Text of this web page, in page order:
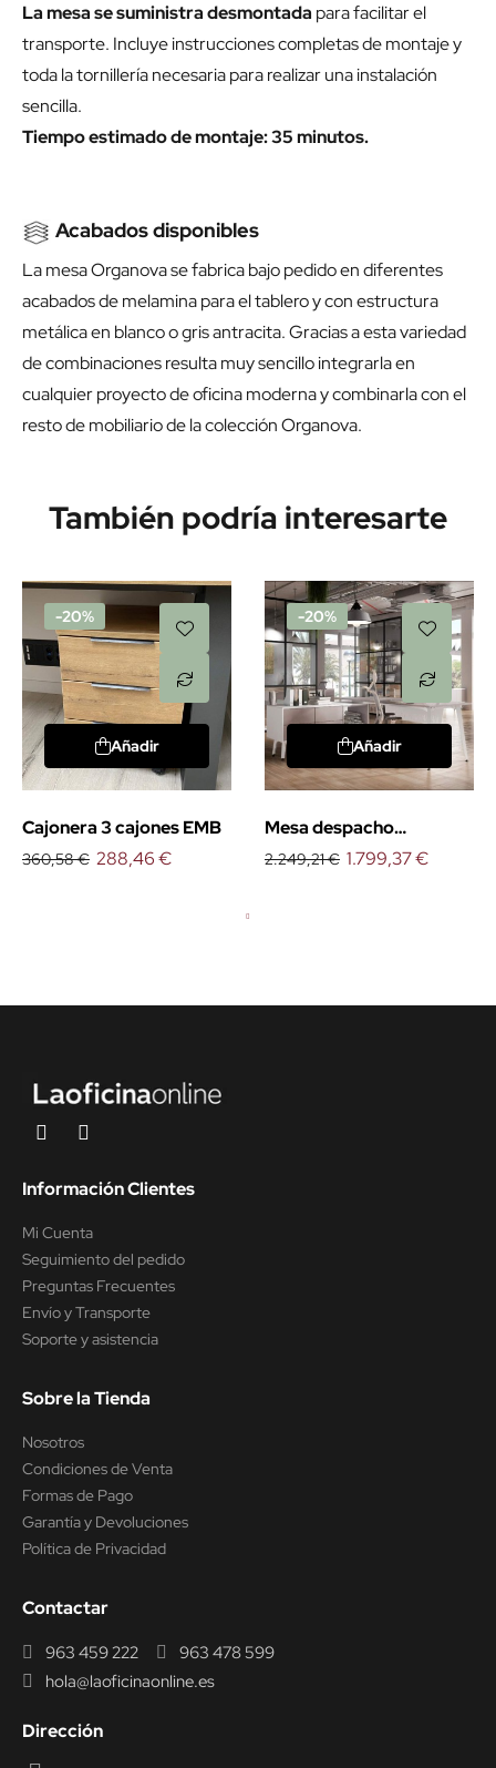
La mesa se suministra desmontada para facilitar el
transporte. Incluye instrucciones completas de montaje y
toda la tornillería necesaria para realizar una instalación
sencilla.
Tiempo estimado de montaje: 35 minutos.
Acabados disponibles
La mesa Organova se fabrica bajo pedido en diferentes
acabados de melamina para el tablero y con estructura
metálica en blanco o gris antracita. Gracias a esta variedad
de combinaciones resulta muy sencillo integrarla en
cualquier proyecto de oficina moderna y combinarla con el
resto de mobiliario de la colección Organova.
También podría interesarte
-20%
Añadir
Cajonera 3 cajones EMB
360,58 € 288,46 €
-20%
Añadir
Mesa despacho
Organova con mueble
2.249,21 € 1.799,37 €
Información Clientes
Mi Cuenta
Seguimiento del pedido
Preguntas Frecuentes
Envío y Transporte
Soporte y asistencia
Sobre la Tienda
Nosotros
Condiciones de Venta
Formas de Pago
Garantía y Devoluciones
Política de Privacidad
Contactar
963 459 222
963 478 599
hola@laoficinaonline.es
Dirección